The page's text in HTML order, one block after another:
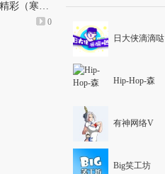
牟平歌友一路有你而精彩（寒同山一日游）
0
徒步玻璃栈桥
日大侠滴滴哒
Hip-Hop-森
有神网络V
Big笑工坊